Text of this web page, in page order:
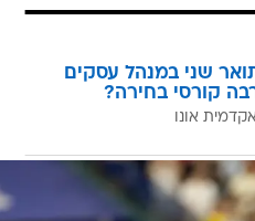
שני במנהל עסקים
קורסי בחירה?
אונו